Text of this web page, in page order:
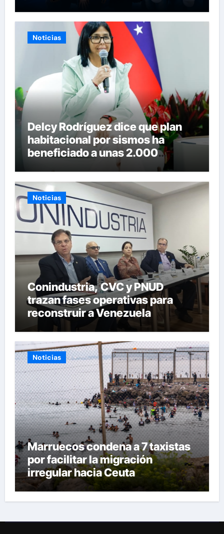
Venezuela
Noticias
Delcy Rodríguez dice que plan
habitacional por sismos ha
beneficiado a unas 2.000
personas en una semana
Noticias
Conindustria, CVC y PNUD
trazan fases operativas para
reconstruir a Venezuela
Noticias
Marruecos condena a 7 taxistas
por facilitar la migración
irregular hacia Ceuta